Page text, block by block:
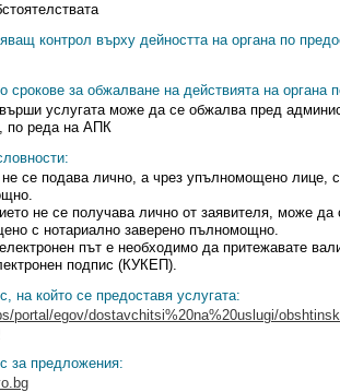
контрол върху дейността на органа по
срокове за обжалване на действията на органа
услугата може да се обжалва пред
по реда на АПК
се подава лично, а чрез упълномощено лице,
не се получава лично от заявителя, може да
с нотариално заверено пълномощно.
път е необходимо да притежавате
подпис (КУКЕП).
на който се предоставя услугата:
portal/egov/dostavchitsi%20na%20uslugi/
за предложения: